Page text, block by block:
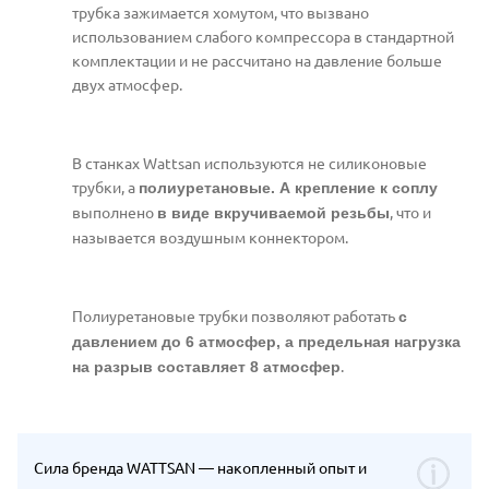
трубка зажимается хомутом, что вызвано
использованием слабого компрессора в стандартной
комплектации и не рассчитано на давление больше
двух атмосфер.
В станках Wattsan используются не силиконовые
трубки, а полиуретановые. А крепление к соплу
выполнено в виде вкручиваемой резьбы, что и
называется воздушным коннектором.
Полиуретановые трубки позволяют работатьс
давлением до 6 атмосфер, а предельная нагрузка
на разрыв составляет 8 атмосфер.
Сила бренда WATTSAN — накопленный опыт и